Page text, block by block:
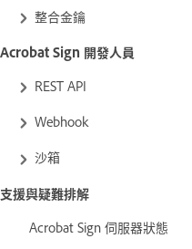
整合金鑰
Acrobat Sign 開發人員
REST API
Webhook
沙箱
支援與疑難排解
Acrobat Sign 伺服器狀態